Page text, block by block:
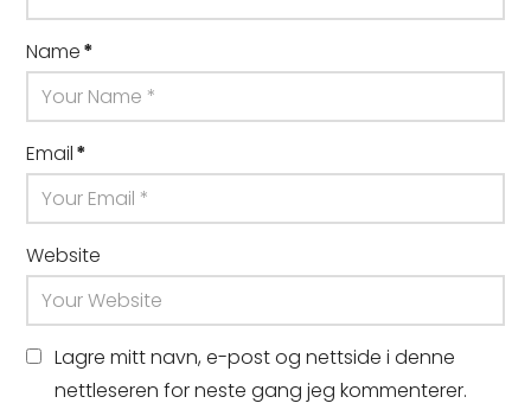
Name*
Email*
Website
Lagre mitt navn, e-post og nettside i denne
nettleseren for neste gang jeg kommenterer.